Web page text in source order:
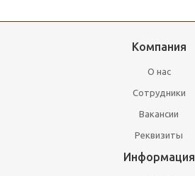
Компания
О нас
Сотрудники
Вакансии
Реквизиты
Информация